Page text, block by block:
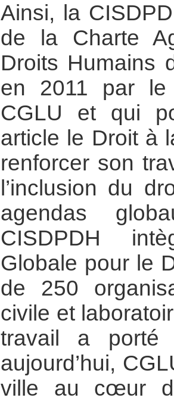
Ainsi, la
de la Charte
Droits Humains
en 2011 par le
CGLU et qui
article le Droit à
renforcer son
l’inclusion du
agendas
CISDPDH
Globale pour le
de 250
civile et
travail a porté
aujourd’hui,
ville au cœur